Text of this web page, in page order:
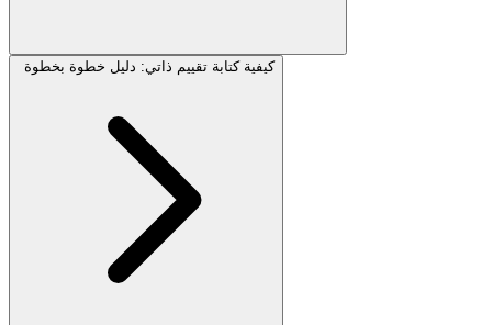
كيفية كتابة تقييم ذاتي: دليل خطوة بخطوة